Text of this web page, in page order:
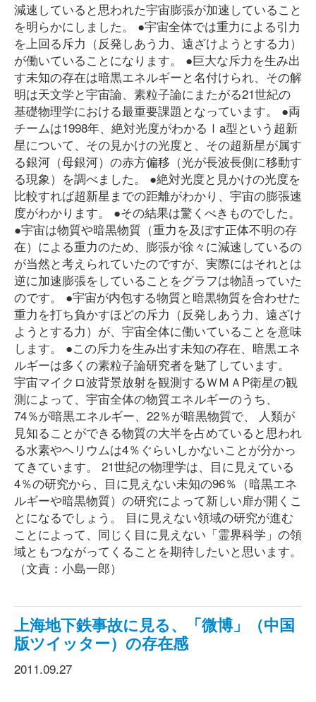
減速していると思われた宇宙膨張が加速していること
を明らかにしました。 ●宇宙全体では重力による引力
を上回る斥力（反発しあう力、遠ざけようとする力）
が働いていることになります。 ●巨大な斥力を生み出
す未知の存在は暗黒エネルギーと名付けられ、その解
明は天文学と宇宙論、素粒子論にまたがる21世紀の
基礎物理学における最重要課題となっています。 ●両
チームは1998年、絶対光度がわかるⅠa型という超新
星について、その見かけの光度と、その超新星が属す
る銀河（母銀河）の赤方偏移（光が長波長側に移動す
る現象）を調べました。 ●絶対光度と見かけの光度を
比較すれば超新星までの距離がわかり、宇宙の膨張速
度がわかります。 ●その結果は驚くべきものでした。
●宇宙は物質や暗黒物質（重力を及ぼす正体不明の存
在）による重力のため、膨張が徐々に減速しているの
が当然と考えられていたのですが、実際にはそれとは
逆に加速膨張をしていることをグラフは物語っていた
のです。 ●宇宙が内包する物質と暗黒物質を合わせた
重力を打ち負かすほどの斥力（反発しあう力、遠ざけ
ようとする力）が、宇宙全体に働いていることを意味
します。 ●この斥力を生み出す未知の存在、暗黒エネ
ルギーは多くの素粒子論研究者を魅了しています。
宇宙マイクロ波背景放射を観測するＷＭＡP衛星の観
測によって、宇宙全体の物質エネルギーのうち、
74％が暗黒エネルギー、22％が暗黒物質で、 人類が
見知ることができる物質の大半を占めていると思われ
る水素やヘリウムは4％ぐらいしかないことが分かっ
てきています。 21世紀の物理学は、目に見えている
4％の研究から、目に見えない未知の96％（暗黒エネ
ルギーや暗黒物質）の研究によって新しい扉が開くこ
とになるでしょう。 目に見えない領域の研究が進む
ことによって、同じく目に見えない「霊界科学」の領
域ともつながってくることを期待したいと思います。
（文責：小島一郎）
上海地下鉄事故に見る、「微博」（中国
版ツイッター）の存在感
2011.09.27